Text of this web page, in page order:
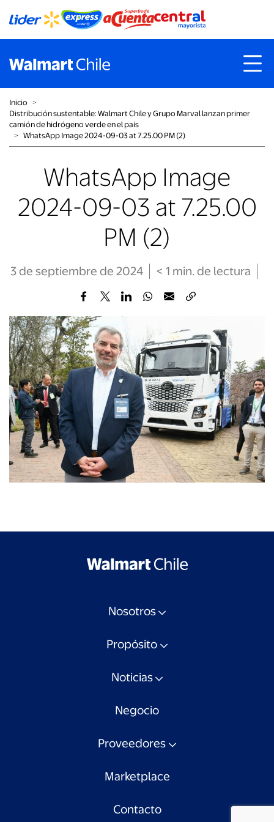
Inicio ˃
Distribución sustentable: Walmart Chile y Grupo Marval lanzan primer
camión de hidrógeno verde en el país
˃ WhatsApp Image 2024-09-03 at 7.25.00 PM (2)
WhatsApp Image
2024-09-03 at 7.25.00
PM (2)
3 de septiembre de 2024 < 1 min. de lectura
Nosotros
Propósito
Noticias
Negocio
Proveedores
Marketplace
Contacto